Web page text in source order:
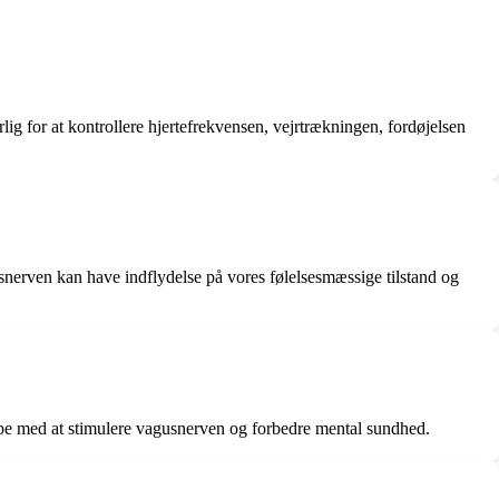
for at kontrollere hjertefrekvensen, vejrtrækningen, fordøjelsen
kan have indflydelse på vores følelsesmæssige tilstand og
at stimulere vagusnerven og forbedre mental sundhed.